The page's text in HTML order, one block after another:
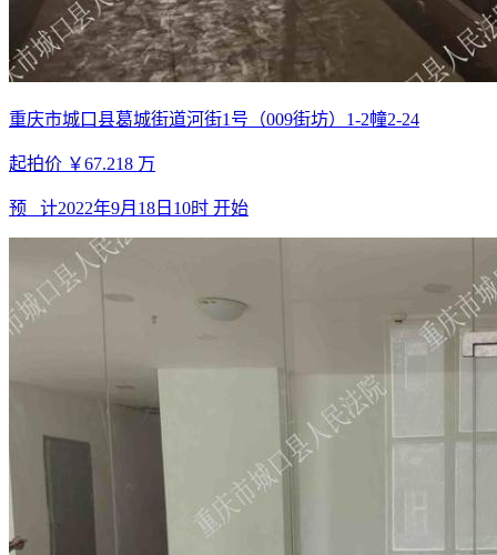
重庆市城口县葛城街道河街1号（009街坊）1-2幢2-24
起拍价 ￥67.218 万
预 计2022年9月18日10时 开始